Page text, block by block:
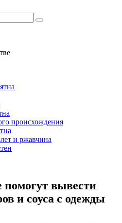
происхождения
и ржавчина
вывести
и соуса с одежды